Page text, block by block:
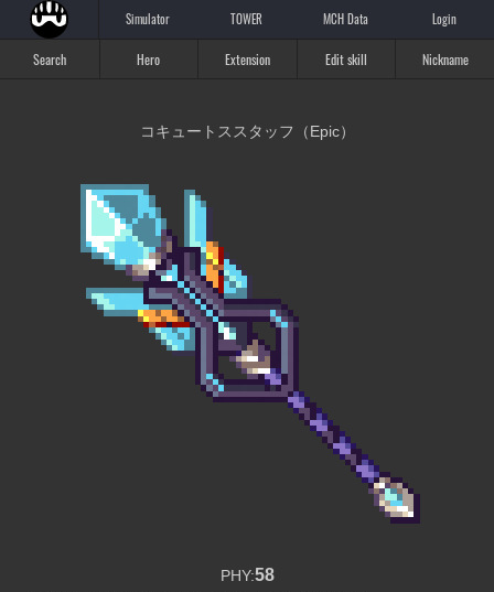
Simulator TOWER MCH Data Login
Search Hero Extension Edit skill Nickname
コキュートススタッフ（Epic）
PHY:58